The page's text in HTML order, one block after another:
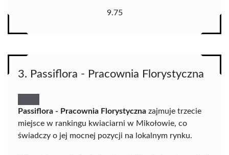
9.75
3. Passiflora - Pracownia Florystyczna
Passiflora - Pracownia Florystyczna zajmuje trzecie
miejsce w rankingu kwiaciarni w Mikołowie, co
świadczy o jej mocnej pozycji na lokalnym rynku.